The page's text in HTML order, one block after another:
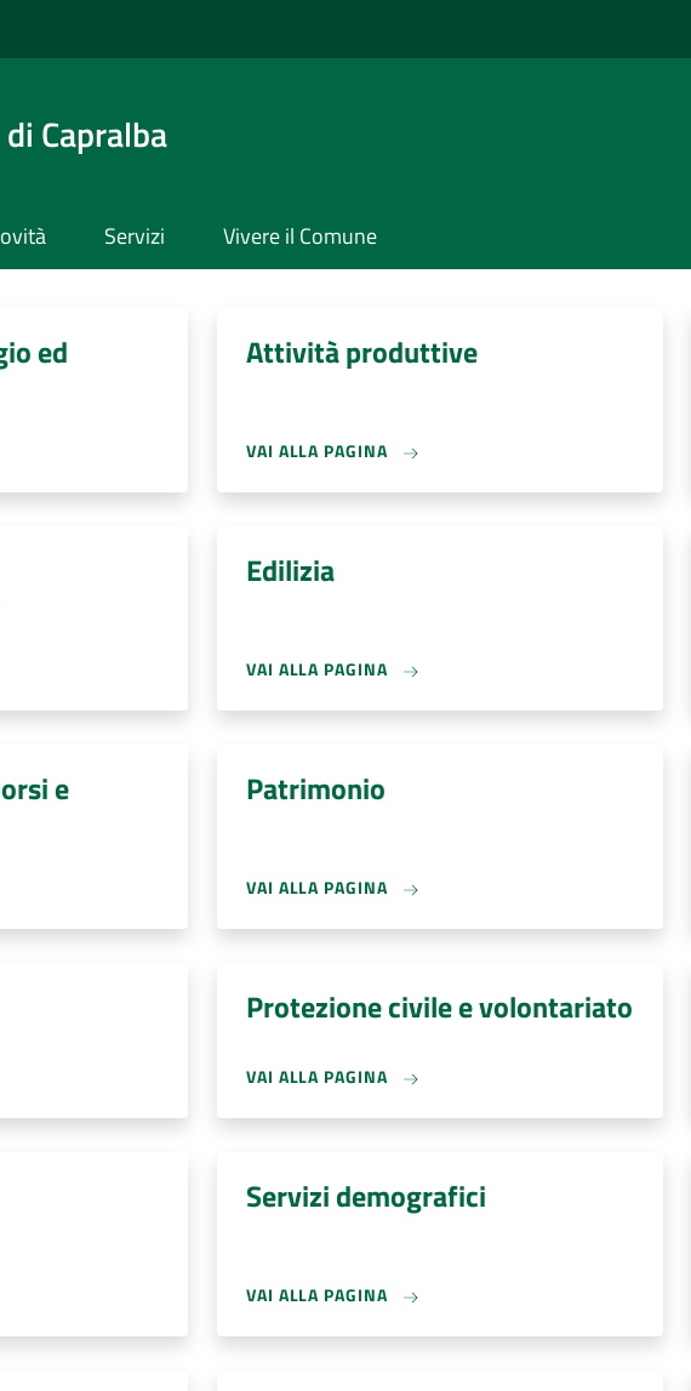
Capralba
Servizi Vivere il Comune
ed Attività produttive
VAI ALLA PAGINA
Edilizia
VAI ALLA PAGINA
e Patrimonio
VAI ALLA PAGINA
Protezione civile e volontariato
VAI ALLA PAGINA
Servizi demografici
VAI ALLA PAGINA